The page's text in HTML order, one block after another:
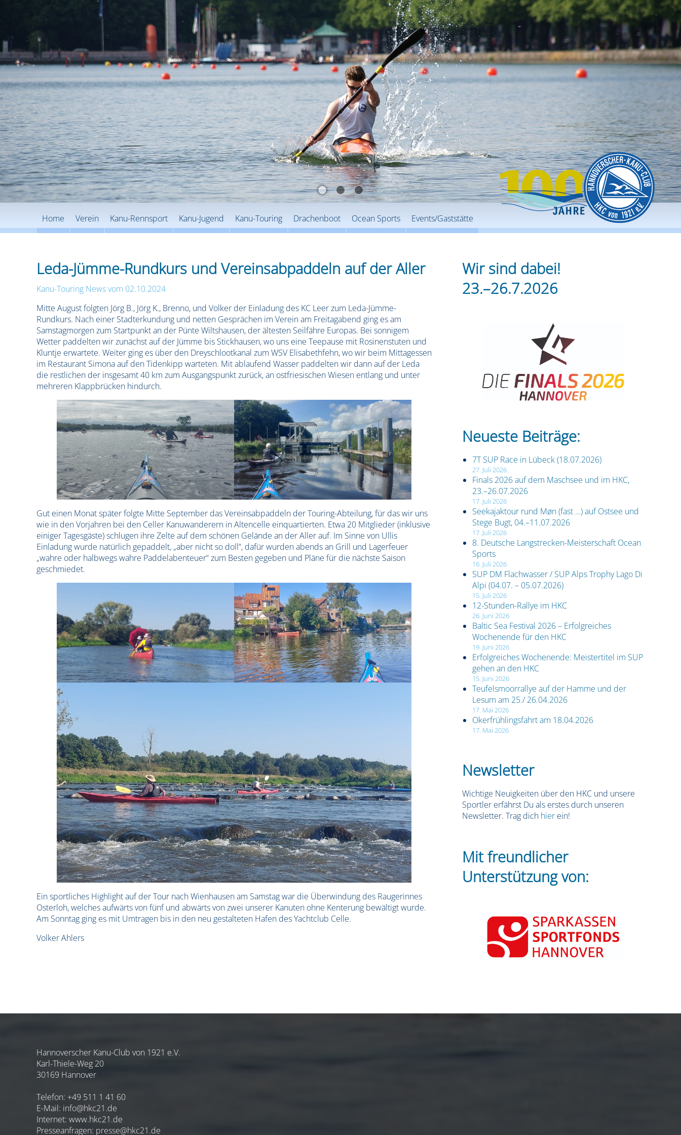
Home Verein Kanu-Rennsport Kanu-Jugend Kanu-Touring Drachenboot Ocean Sports Events/Gaststätte
Leda-Jümme-Rundkurs und Vereinsabpaddeln auf der Aller
Kanu-Touring Newsvom 02.10.2024
Mitte August folgten Jörg B., Jörg K., Brenno, und Volker der Einladung des KC Leer zum Leda-Jümme-
Rundkurs. Nach einer Stadterkundung und netten Gesprächen im Verein am Freitagabend ging es am
Samstagmorgen zum Startpunkt an der Pünte Wiltshausen, der ältesten Seilfähre Europas. Bei sonnigem
Wetter paddelten wir zunächst auf der Jümme bis Stickhausen, wo uns eine Teepause mit Rosinenstuten und
Kluntje erwartete. Weiter ging es über den Dreyschlootkanal zum WSV Elisabethfehn, wo wir beim Mittagessen
im Restaurant Simona auf den Tidenkipp warteten. Mit ablaufend Wasser paddelten wir dann auf der Leda
die restlichen der insgesamt 40 km zum Ausgangspunkt zurück, an ostfriesischen Wiesen entlang und unter
mehreren Klappbrücken hindurch.
Gut einen Monat später folgte Mitte September das Vereinsabpaddeln der Touring-Abteilung, für das wir uns
wie in den Vorjahren bei den Celler Kanuwanderern in Altencelle einquartierten. Etwa 20 Mitglieder (inklusive
einiger Tagesgäste) schlugen ihre Zelte auf dem schönen Gelände an der Aller auf. Im Sinne von Ullis
Einladung wurde natürlich gepaddelt, „aber nicht so doll“, dafür wurden abends an Grill und Lagerfeuer
„wahre oder halbwegs wahre Paddelabenteuer“ zum Besten gegeben und Pläne für die nächste Saison
geschmiedet.
Ein sportliches Highlight auf der Tour nach Wienhausen am Samstag war die Überwindung des Raugerinnes
Osterloh, welches aufwärts von fünf und abwärts von zwei unserer Kanuten ohne Kenterung bewältigt wurde.
Am Sonntag ging es mit Umtragen bis in den neu gestalteten Hafen des Yachtclub Celle.
Volker Ahlers
Wir sind dabei!
23.–26.7.2026
Neueste Beiträge:
7T SUP Race in Lübeck (18.07.2026)
27. Juli 2026
Finals 2026 auf dem Maschsee und im HKC,
23.–26.07.2026
17. Juli 2026
Seekajaktour rund Møn (fast …) auf Ostsee und
Stege Bugt, 04.–11.07.2026
17. Juli 2026
8. Deutsche Langstrecken-Meisterschaft Ocean
Sports
16. Juli 2026
SUP DM Flachwasser / SUP Alps Trophy Lago Di
Alpi (04.07. – 05.07.2026)
15. Juli 2026
12-Stunden-Rallye im HKC
26. Juni 2026
Baltic Sea Festival 2026 – Erfolgreiches
Wochenende für den HKC
19. Juni 2026
Erfolgreiches Wochenende: Meistertitel im SUP
gehen an den HKC
15. Juni 2026
Teufelsmoorrallye auf der Hamme und der
Lesum am 25./ 26.04.2026
17. Mai 2026
Okerfrühlingsfahrt am 18.04.2026
17. Mai 2026
Newsletter
Wichtige Neuigkeiten über den HKC und unsere
Sportler erfährst Du als erstes durch unseren
Newsletter. Trag dich hier ein!
Mit freundlicher
Unterstützung von:
Hannoverscher Kanu-Club von 1921 e.V.
Karl-Thiele-Weg 20
30169 Hannover
Telefon: +49 511 1 41 60
E-Mail: info@hkc21.de
Internet: www.hkc21.de
Presseanfragen: presse@hkc21.de